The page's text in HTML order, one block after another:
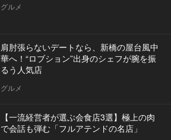
グルメ
肩肘張らないデートなら、新橋の屋台風中
華へ！“ロブション”出身のシェフが腕を振
るう人気店
グルメ
【一流経営者が選ぶ会食店3選】極上の肉
で会話も弾む「フルアテンドの名店」